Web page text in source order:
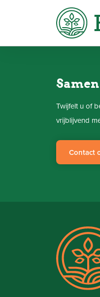
Twijfelt u of
vrijblijvend
Contact